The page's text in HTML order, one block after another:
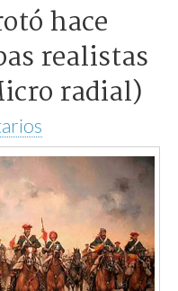
hace
realistas
radial)